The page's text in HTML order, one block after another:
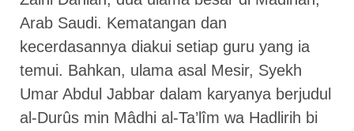
Arab Saudi. Kematangan dan
kecerdasannya diakui setiap guru yang ia
temui. Bahkan, ulama asal Mesir, Syekh
Umar Abdul Jabbar dalam karyanya berjudul
al-Durûs min Mâdhi al-Ta’lîm wa Hadlirih bi